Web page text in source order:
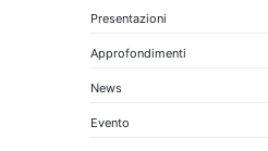
Presentazioni
Approfondimenti
News
Evento